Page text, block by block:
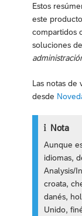
Estos
este
compartidos
soluciones
Las notas de
desde
Nota
Aunque
idiomas,
Analysis/
croata,
danés,
Unido,